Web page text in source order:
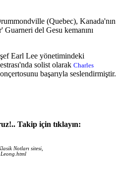
(Quebec), Kanada'nın
del Gesu kemanını
Earl Lee yönetimindeki
solist olarak Charles
başarıyla seslendirmiştir.
Takip için tıklayın:
Notları sitesi,